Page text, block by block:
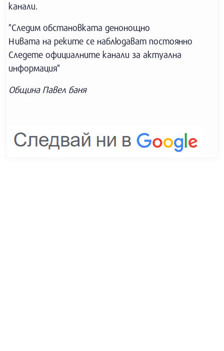
канали.
"Следим обстановката денонощно
Нивата на реките се наблюдават постоянно
Следете официалните канали за актуална
информация"
Община Павел баня